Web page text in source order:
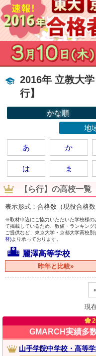
2016年 立教大
行】
かな順
地
あ か
は ま
【ら行】の高校一覧
表示形式：合格数（現役合格数
※取材申込にご協力いただいた学校様の
て掲載しているため、数値・ランキン
ご提供など、東京大学・京都大学高校
替)より承っております。
麗澤高等学校
昨年と比較»
現
GMARCH実績多
山手学院中学校・高等